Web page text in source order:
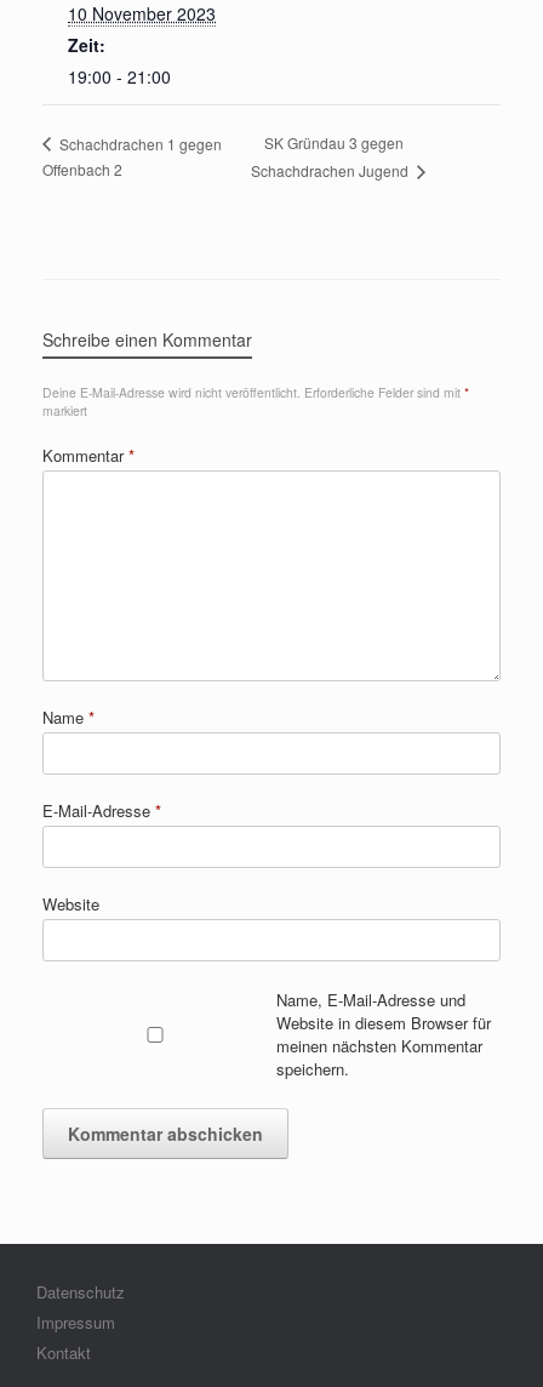
10 November 2023
Zeit:
19:00 - 21:00
Schachdrachen 1 gegen
Offenbach 2
SK Gründau 3 gegen
Schachdrachen Jugend
Schreibe einen Kommentar
Deine E-Mail-Adresse wird nicht veröffentlicht. Erforderliche Felder sind mit *
markiert
Kommentar*
Name *
E-Mail-Adresse *
Website
Name, E-Mail-Adresse und
Website in diesem Browser für
meinen nächsten Kommentar
speichern.
Datenschutz
Impressum
Kontakt